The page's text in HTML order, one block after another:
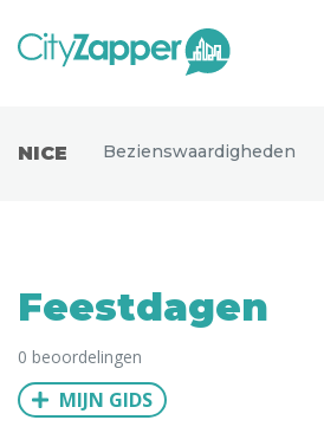
Europa
Noord-Amerika
Azië
NICE Bezienswaardigheden
Feestdagen
0 beoordelingen
MIJN GIDS